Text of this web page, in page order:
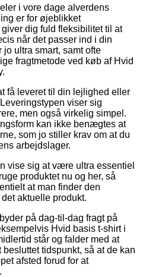
i vore dage alverdens
er for øjeblikket
dig fuld fleksibilitet til at
når det passer ind i din
ultra smart, samt ofte
fragtmetode ved køb af Hvid
få leveret til din lejlighed eller
viser sig
men også virkelig simpel.
kan ikke benægtes at
som jo stiller krav om at du
arbejdslager.
vise sig at være ultra essentiel
produktet nu og her, så
at man finder den
aktuelle produkt.
på dag-til-dag fragt på
Hvid basis t-shirt i
står og falder med at
tidspunkt, så at de kan
afsted forud for at